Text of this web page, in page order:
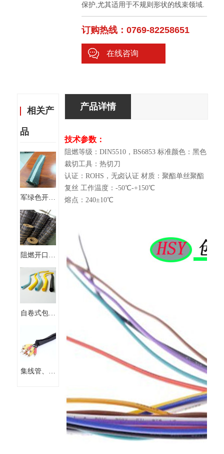
保护,尤其适用于不规则形状的线束领域.
订购热线：0769-82258651
在线咨询
相关产
品
军绿色开口
自卷式编织
套管
阻燃开口自
卷式式线束
保护套管编
织套管
自卷式包线
口纺织布套
集线管、粘
产品详情
技术参数：
阻燃等级：DIN5510，BS6853 标准颜色：黑色
裁切工具：热切刀
认证：ROHS，无卤认证 材质：聚酯单丝聚酯
复丝 工作温度：-50℃-+150℃
熔点：240±10℃